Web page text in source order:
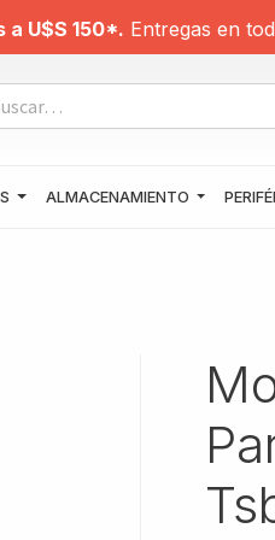
a U$S 150*. Entregas en
ALMACENAMIENTO